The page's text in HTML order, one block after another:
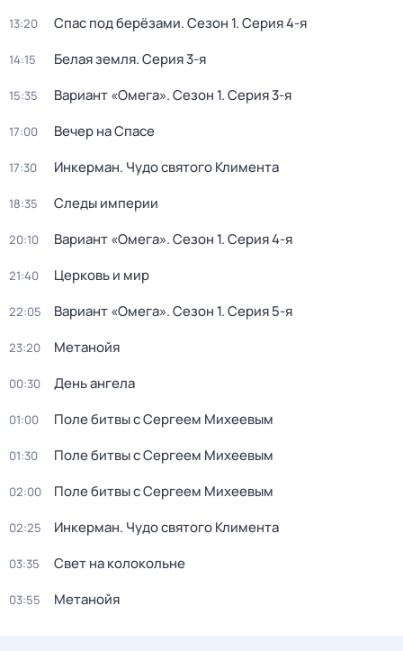
13:20 Спас под берёзами. Сезон 1. Серия 4-я
14:15 Белая земля. Серия 3-я
15:35 Вариант «Омега». Сезон 1. Серия 3-я
17:00 Вечер на Спасе
17:30 Инкерман. Чудо святого Климента
18:35 Следы империи
20:10 Вариант «Омега». Сезон 1. Серия 4-я
21:40 Церковь и мир
22:05 Вариант «Омега». Сезон 1. Серия 5-я
23:20 Метанойя
00:30 День ангела
01:00 Поле битвы с Сергеем Михеевым
01:30 Поле битвы с Сергеем Михеевым
02:00 Поле битвы с Сергеем Михеевым
02:25 Инкерман. Чудо святого Климента
03:35 Свет на колокольне
03:55 Метанойя